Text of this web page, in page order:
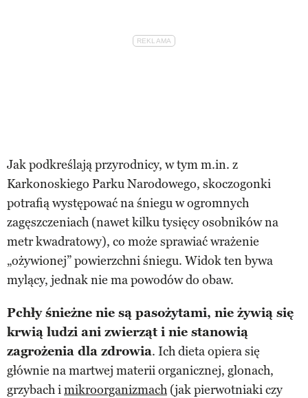
Jak podkreślają przyrodnicy, w tym m.in. z
Karkonoskiego Parku Narodowego, skoczogonki
potrafią występować na śniegu w ogromnych
zagęszczeniach (nawet kilku tysięcy osobników na
metr kwadratowy), co może sprawiać wrażenie
„ożywionej” powierzchni śniegu. Widok ten bywa
mylący, jednak nie ma powodów do obaw.
Pchły śnieżne nie są pasożytami, nie żywią się
krwią ludzi ani zwierząt i nie stanowią
zagrożenia dla zdrowia. Ich dieta opiera się
głównie na martwej materii organicznej, glonach,
grzybach imikroorganizmach (jak pierwotniaki czy